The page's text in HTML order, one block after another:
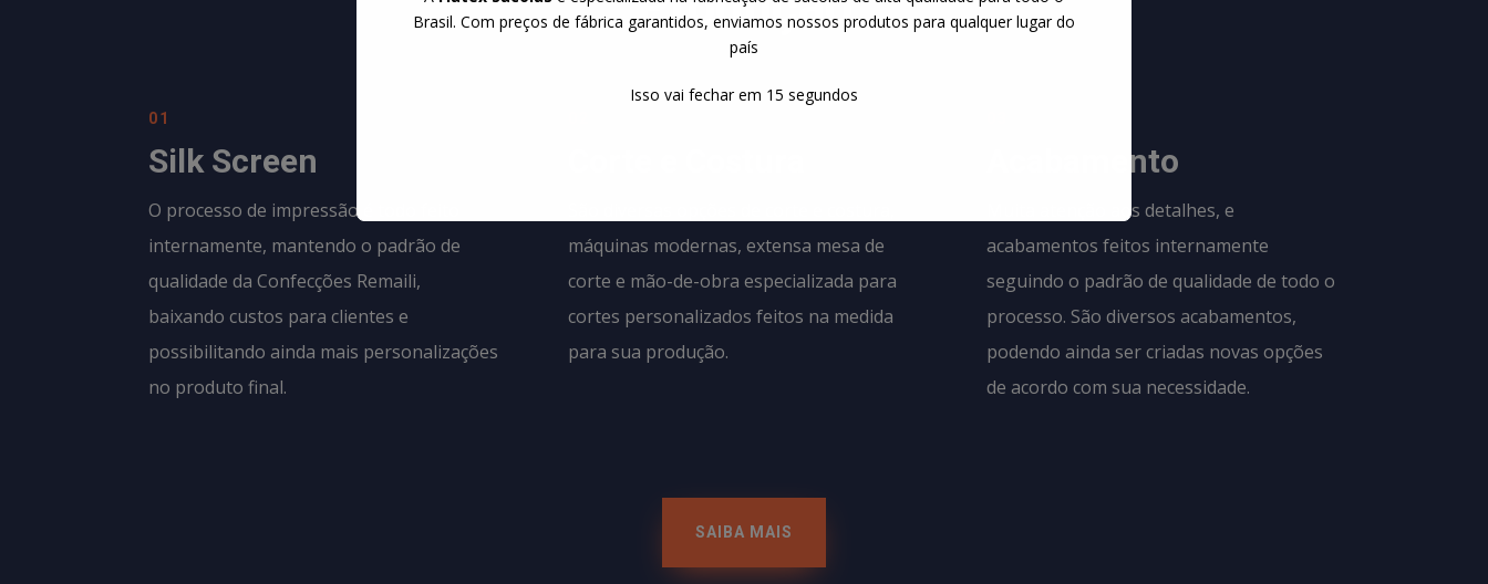
01
Silk Screen
O processo de impressão é todo feito
internamente, mantendo o padrão de
qualidade daConfecções Remaili,
baixando custos para clientes e
possibilitando ainda mais personalizações
no produto final.
máquinas modernas, extensa mesa de
corte e mão-de-obra especializada para
cortes personalizados feitos na medida
para sua produção.
Acabamento
Muita atenção aos detalhes, e
acabamentos feitos internamente
seguindo o padrão de qualidade de todo o
processo. São diversos acabamentos,
podendo ainda ser criadas novas opções
de acordo com sua necessidade.
SAIBA MAIS
Brasil. Com preços de fábrica garantidos, enviamos nossos produtos para qualquer lugar do
país
Isso vai fechar em 14 segundos